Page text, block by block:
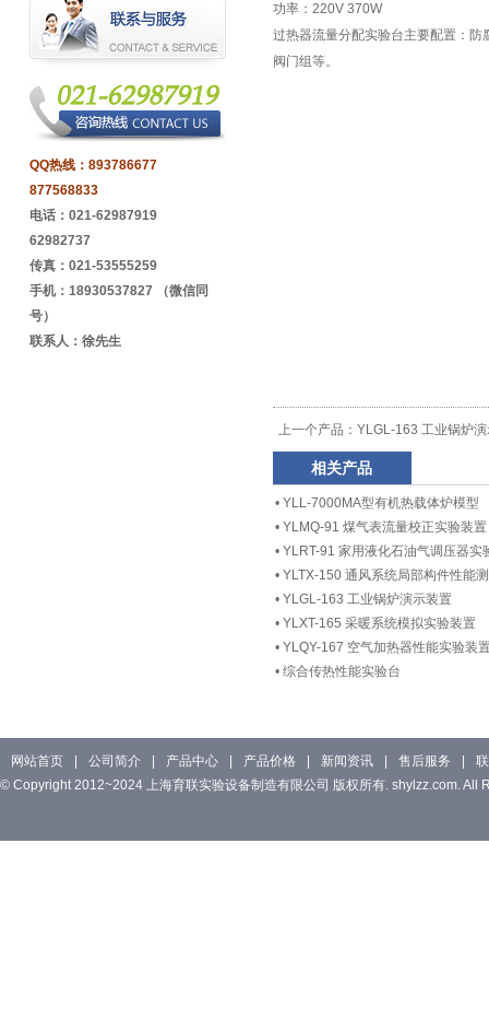
功率：220V 370W
过热器流量分配实验台主要配置：
阀门组等。
上一个产品： YLGL-163 工业锅炉
相关产品
• YLL-7000MA型有机热载体炉模型
• YLMQ-91 煤气表流量校正实验装置
• YLRT-91 家用液化石油气调压器实
• YLTX-150 通风系统局部构件性能
• YLGL-163 工业锅炉演示装置
• YLXT-165 采暖系统模拟实验装置
• YLQY-167 空气加热器性能实验装
• 综合传热性能实验台
QQ热线： 893786677
877568833
电话：021-62987919
62982737
传真：021-53555259
手机：18930537827 （微信同
号）
联系人：徐先生
网站首页 公司简介 产品中心 产品价格 新闻资讯 售后服务
© Copyright 2012~2024 上海育联实验设备制造有限公司 版权所有. shylzz.com. All